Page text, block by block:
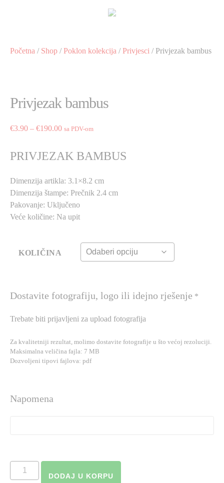
Početna / Shop /Poklon kolekcija /Privjesci / Privjezak bambus
Privjezak bambus
€3.90 – €190.00Price
€3.90
sa PDV-om
PRIVJEZAK BAMBUS
Dimenzija artikla: 3.1×8.2 cm
Dimenzija štampe: Prečnik 2.4 cm
Pakovanje: Uključeno
Veće količine: Na upit
KOLIČINA
Dostavite fotografiju, logo ili idejno rješenje *
Trebate biti prijavljeni za upload fotografija
Za kvalitetniji rezultat, molimo dostavite fotografije u što većoj rezoluciji.
Maksimalna veličina fajla: 7 MB
Dozvoljeni tipovi fajlova: pdf
Napomena
Privjezak
bambus
DODAJ U KORPU